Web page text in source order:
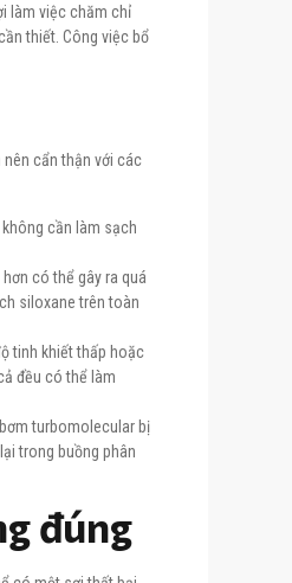
làm việc chăm chỉ
thiết. Công việc bổ
cẩn thận với các
cần làm sạch
có thể gây ra quá
siloxane trên toàn
tinh khiết thấp hoặc
đều có thể làm
turbomolecular bị
trong buồng phân
đúng